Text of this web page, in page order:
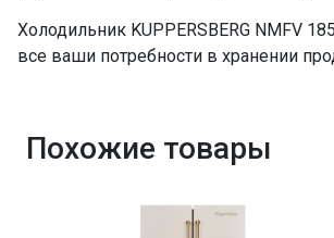
ПРОМО Скидка
Холодильник KUPPERSBERG NMFV
все ваши потребности в хранении
Похожие товары